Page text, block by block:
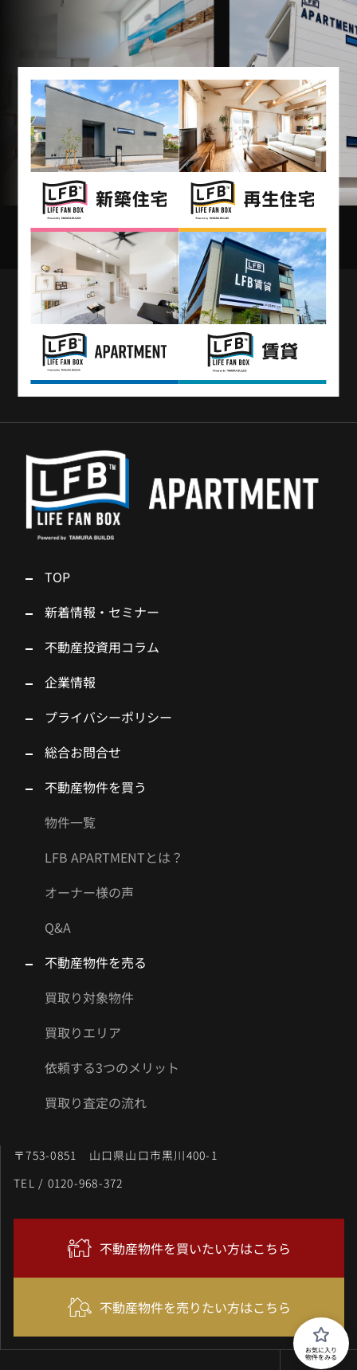
お気に入り
物件をみる
TOP
新着情報・セミナー
不動産投資用コラム
企業情報
プライバシーポリシー
総合お問合せ
不動産物件を買う
物件一覧
LFB APARTMENTとは？
オーナー様の声
Q&A
不動産物件を売る
買取り対象物件
買取りエリア
依頼する3つのメリット
買取り査定の流れ
〒753-0851 山口県山口市黒川400-1
TEL / 0120-968-372
不動産物件を買いたい方はこちら
不動産物件を売りたい方はこちら